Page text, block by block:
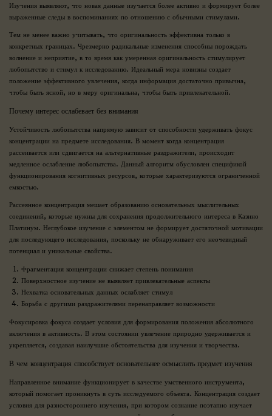
Изучения выявляют, что новая данные изучается более активно и формирует более
выраженные следы в воспоминаниях по отношению с обычными стимулами.
Тем не менее важно учитывать, что оригинальность эффективна только в
конкретных границах. Чрезмерно радикальные изменения способны порождать
волнение и неприятие, в то время как умеренная оригинальность стимулирует
любопытство и стимул к исследованию. Идеальный мера новизны создает
положение эффективного увлечения, когда информация достаточно привычна,
чтобы быть ясной, но в меру оригинальна, чтобы быть привлекательной.
Почему интерес ослабевает без внимания
Устойчивость любопытства напрямую зависит от способности удерживать фокус
концентрации на предмете исследования. В момент когда концентрация
рассеивается или сдвигается на альтернативные раздражители, происходит
медленное ослабление любопытства. Данный алгоритм обусловлен спецификой
функционирования когнитивных ресурсов, которые характеризуются ограниченной
емкостью.
Рассеянное концентрация мешает образованию основательных мыслительных
соединений, которые нужны для сохранения продолжительного интереса в Казино
Платинум. Неглубокое изучение с элементом не формирует достаточной мотивации
для последующего исследования, поскольку не обнаруживает его неочевидный
потенциал и уникальные свойства.
Фрагментация концентрации снижает степень понимания
Поверхностное изучение не выявляет привлекательные аспекты
Нехватка основательных данных ослабляет стимул
Борьба с другими раздражителями перенаправляет возможности
Фокусировка фокуса создает условия для формирования положения абсолютного
включения в активность. В этом состоянии увлечение природно удерживается и
укрепляется, создавая наилучшие обстоятельства для изучения и творчества.
В чем концентрация способствует основательнее осмыслить предмет изучения
Направленное внимание функционирует в качестве умственного инструмента,
который помогает проникнуть в суть исследуемого объекта. Концентрация создает
условия для разностороннего изучения, при котором сознание поэтапно изучает